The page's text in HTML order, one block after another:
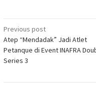
Post
navigation
Previous post
Atep “Mendadak” Jadi Atlet
Petanque di Event INAFRA
Series 3